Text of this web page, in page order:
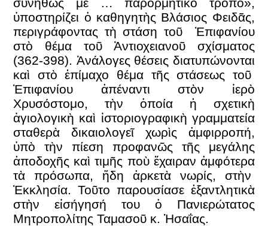
ὑποστηρίζει ὁ καθηγητὴς Βλάσιος Φειδᾶς,
περιγράφοντας τὴ στάση τοῦ Ἐπιφανίου
στὸ θέμα τοῦ Ἀντιοχειανοῦ σχίσματος
(362-398). Ἀνάλογες θέσεις διατυπώνονται
καὶ στὸ ἐπίμαχο θέμα τῆς στάσεως τοῦ
Ἐπιφανίου ἀπέναντι στὸν ἱερὸ
Χρυσόστομο, τὴν ὁποία ἡ σχετικὴ
ἁγιολογικὴ καὶ ἱστοριογραφικὴ γραμματεία
σταθερὰ δικαιολογεῖ χωρὶς ἀμφιρροπή,
ὑπὸ τὴν πίεση προφανῶς τῆς μεγάλης
ἀποδοχῆς καὶ τιμῆς ποὺ ἔχαιραν ἀμφότερα
τὰ πρόσωπα, ἤδη ἀρκετὰ νωρίς, στὴν
Ἐκκλησία. Τοῦτο παρουσίασε ἐξαντλητικὰ
στὴν εἰσήγησή του ὁ Πανιερώτατος
Μητροπολίτης Ταμασοῦ κ. Ἠσαΐας.